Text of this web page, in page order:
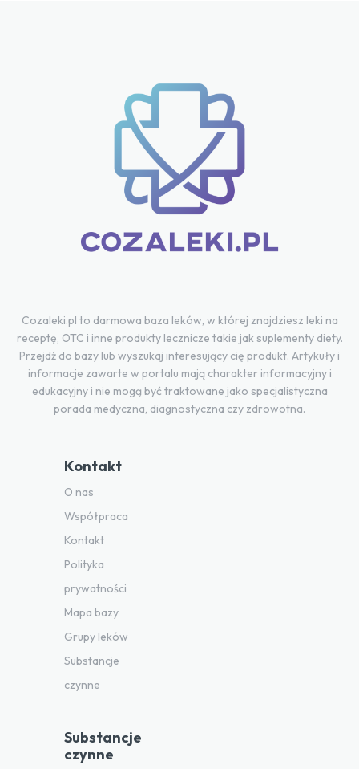
Cozaleki.pl to darmowa baza leków, w której znajdziesz leki na
receptę, OTC i inne produkty lecznicze takie jak suplementy diety.
Przejdź do bazy lub wyszukaj interesujący cię produkt. Artykuły i
informacje zawarte w portalu mają charakter informacyjny i
edukacyjny i nie mogą być traktowane jako specjalistyczna
porada medyczna, diagnostyczna czy zdrowotna.
Kontakt
O nas
Współpraca
Kontakt
Polityka
prywatności
Mapa bazy
Grupy leków
Substancje
czynne
Substancje
czynne